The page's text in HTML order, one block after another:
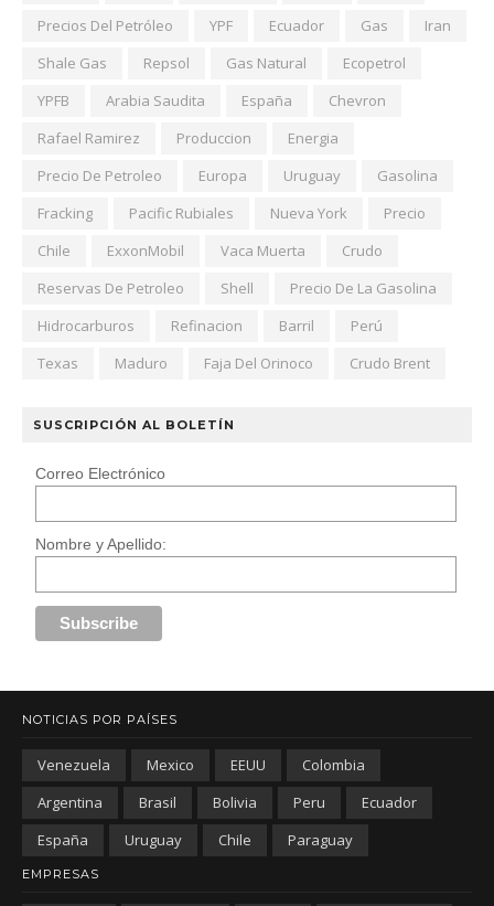
Precios Del Petróleo
YPF Ecuador Gas
Iran
Shale Gas
Repsol Gas Natural
Ecopetrol
YPFB
Arabia Saudita España
Chevron
Rafael Ramirez
Produccion
Energia
Precio De Petroleo
Europa Uruguay
Gasolina
Fracking
Pacific Rubiales Nueva York
Precio
Chile
ExxonMobil Vaca Muerta
Crudo
Reservas De Petroleo
Shell
Precio De La Gasolina
Hidrocarburos
Refinacion Barril
Perú
Texas
Maduro Faja Del Orinoco Crudo Brent
SUSCRIPCIÓN AL BOLETÍN
Correo Electrónico
Nombre y Apellido:
NOTICIAS POR PAÍSES
Venezuela Mexico EEUU
Colombia
Argentina
Brasil Bolivia Peru
Ecuador
España
Uruguay Chile Paraguay
EMPRESAS